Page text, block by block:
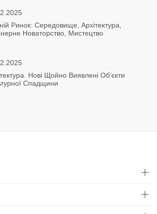
Ринок: Середовище, Архітектура,
Новаторство, Мистецтво
Нові Щойно Виявлені Об’єкти
Спадщини